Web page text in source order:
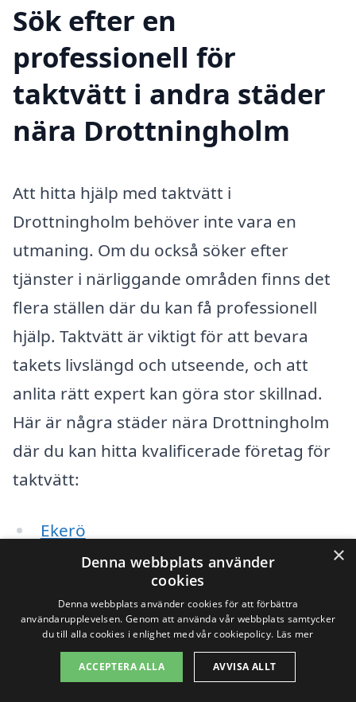
Sök efter en
professionell för
taktvätt i andra städer
nära Drottningholm
Att hitta hjälp med taktvätt i
Drottningholm behöver inte vara en
utmaning. Om du också söker efter
tjänster i närliggande områden finns det
flera ställen där du kan få professionell
hjälp. Taktvätt är viktigt för att bevara
takets livslängd och utseende, och att
anlita rätt expert kan göra stor skillnad.
Här är några städer nära Drottningholm
där du kan hitta kvalificerade företag för
taktvätt:
Ekerö
Sundbyberg
Värmdö
Nacka
Bromma
×
Denna webbplats använder
cookies
Denna webbplats använder cookies för att förbättra
användarupplevelsen. Genom att använda vår webbplats samtycker
du till alla cookies i enlighet med vår cookiepolicy. Läs mer
ACCEPTERA ALLA AVVISA ALLT